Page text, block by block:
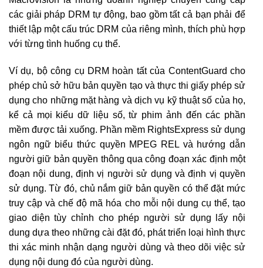
các giải pháp DRM tự động, bao gồm tất cả bạn phải để
thiết lập một cấu trúc DRM của riêng mình, thích phù hợp
với từng tình huống cụ thể.
Ví dụ, bộ công cụ DRM hoàn tất của ContentGuard cho
phép chủ sở hữu bản quyền tạo và thực thi giấy phép sử
dụng cho những mặt hàng và dịch vụ kỹ thuật số của họ,
kể cả mọi kiểu dữ liệu số, từ phim ảnh đến các phần
mềm được tải xuống. Phần mềm RightsExpress sử dụng
ngôn ngữ biểu thức quyền MPEG REL và hướng dẫn
người giữ bản quyền thông qua công đoạn xác định một
đoạn nội dung, định vị người sử dụng và định vị quyền
sử dụng. Từ đó, chủ nắm giữ bản quyền có thể đặt mức
truy cập và chế độ mã hóa cho mỗi nội dung cụ thể, tạo
giao diện tùy chỉnh cho phép người sử dụng lấy nội
dung dựa theo những cài đặt đó, phát triển loại hình thực
thi xác minh nhận dạng người dùng và theo dõi việc sử
dụng nội dung đó của người dùng.